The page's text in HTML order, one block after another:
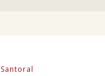
Santoral